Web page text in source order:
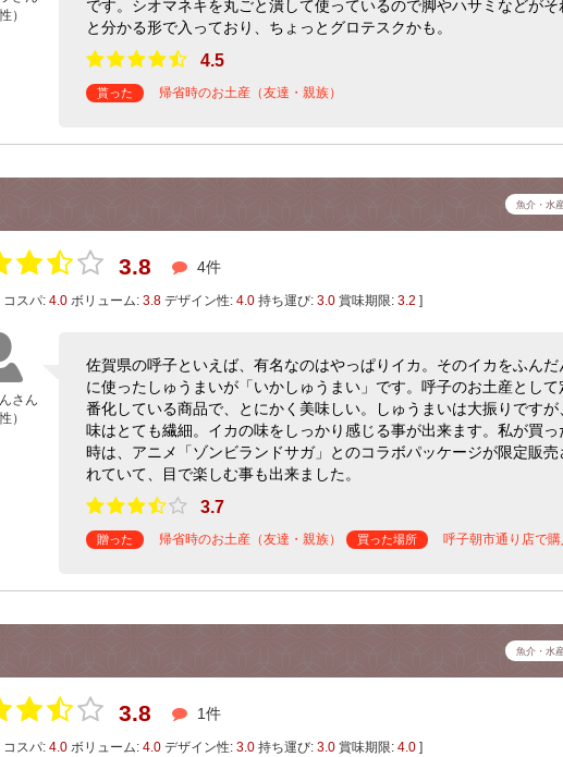
）
です。シオマネキを丸ごと潰して使っているので脚やハサミなどがそ
と分かる形で入っており、ちょっとグロテスクかも。
4.5
貰った 帰省時のお土産（友達・親族）
魚介・水
3.8 4件
コスパ: 4.0 ボリューム: 3.8 デザイン性: 4.0 持ち運び: 3.0 賞味期限: 3.2 ]
さん
）
佐賀県の呼子といえば、有名なのはやっぱりイカ。そのイカをふんだ
に使ったしゅうまいが「いかしゅうまい」です。呼子のお土産として
番化している商品で、とにかく美味しい。しゅうまいは大振りですが
味はとても繊細。イカの味をしっかり感じる事が出来ます。私が買っ
時は、アニメ「ゾンビランドサガ」とのコラボパッケージが限定販売
れていて、目で楽しむ事も出来ました。
3.7
贈った 帰省時のお土産（友達・親族） 買った場所 呼子朝市通り店で
魚介・水
3.8 1件
コスパ: 4.0 ボリューム: 4.0 デザイン性: 3.0 持ち運び: 3.0 賞味期限: 4.0 ]